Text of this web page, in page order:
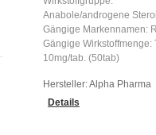
Anabole/androgene
Gängige Markennamen:
Gängige Wirkstoffmenge:
10mg/tab. (50tab)
Hersteller:Alpha Pharma
Details